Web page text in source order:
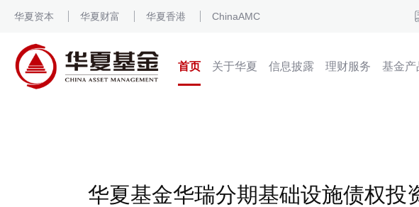
华夏资本 华夏财富 华夏香港 ChinaAMC
首页 关于华夏 信息披露 理财服务 基金产
华夏基金华瑞分期基础设施债权投